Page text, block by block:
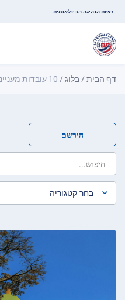
רשות הנהיגה הבינלאומית
דף הבית/ בלוג/ 10 עובדות מעניינות על אוגנדה
הירשם